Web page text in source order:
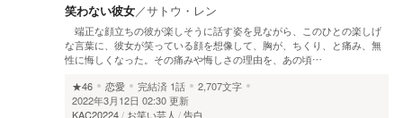
笑わない彼女／サトウ・レン
端正な顔立ちの彼が楽しそうに話す姿を見ながら、このひとの楽しげ
な言葉に、彼女が笑っている顔を想像して、胸が、ちくり、と痛み、無
性に悔しくなった。その痛みや悔しさの理由を、あの頃…
★46
恋愛 完結済 1話
2,707文字
2022年3月12日 02:30 更新
KAC20224
お笑い芸人 告白